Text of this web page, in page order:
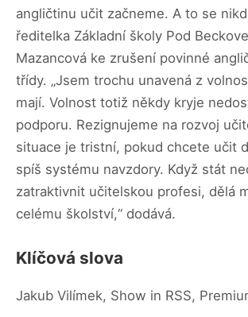
angličtinu učit začneme. A to se
ředitelka Základní školy Pod
Mazancová ke zrušení povinné
třídy. „Jsem trochu unavená z
mají. Volnost totiž někdy kryje
podporu. Rezignujeme na rozvoj
situace je tristní, pokud chcete učit
spíš systému navzdory. Když stát
zatraktivnit učitelskou profesi, dělá
celému školství,“ dodává.
Klíčová slova
Jakub Vilímek, Show in RSS,